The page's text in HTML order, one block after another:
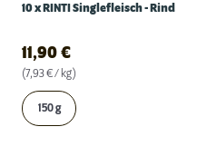
10 x RINTI Singlefleisch - Rind
11,90 €
(7,93 € / kg)
150 g